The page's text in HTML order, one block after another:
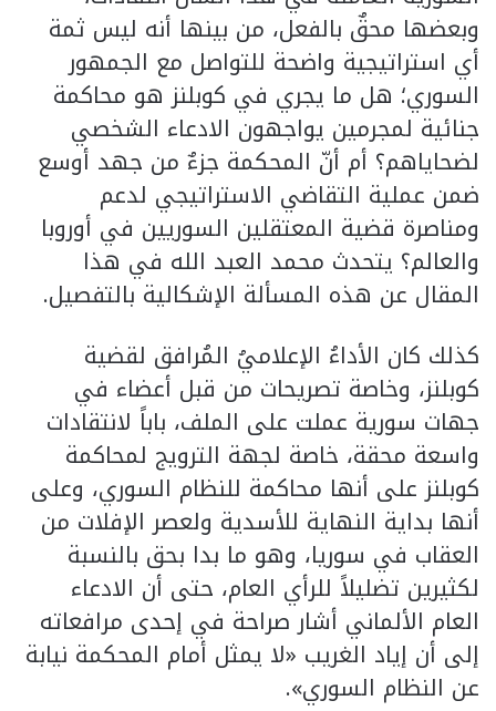
وبعضها محقٌ بالفعل، من بينها أنه ليس ثمة
أي استراتيجية واضحة للتواصل مع الجمهور
السوري؛ هل ما يجري في كوبلنز هو محاكمة
جنائية لمجرمين يواجهون الادعاء الشخصي
لضحاياهم؟ أم أنّ المحكمة جزءٌ من جهد أوسع
ضمن عملية التقاضي الاستراتيجي لدعم
ومناصرة قضية المعتقلين السوريين في أوروبا
والعالم؟ يتحدث محمد العبد الله في هذا
المقال عن هذه المسألة الإشكالية بالتفصيل.
كذلك كان الأداءُ الإعلاميُ المُرافق لقضية
كوبلنز، وخاصة تصريحات من قبل أعضاء في
جهات سورية عملت على الملف، باباً لانتقادات
واسعة محقة، خاصة لجهة الترويج لمحاكمة
كوبلنز على أنها محاكمة للنظام السوري، وعلى
أنها بداية النهاية للأسدية ولعصر الإفلات من
العقاب في سوريا، وهو ما بدا بحق بالنسبة
لكثيرين تضليلاً للرأي العام، حتى أن الادعاء
العام الألماني أشار صراحة في إحدى مرافعاته
إلى أن إياد الغريب «لا يمثل أمام المحكمة نيابة
عن النظام السوري».